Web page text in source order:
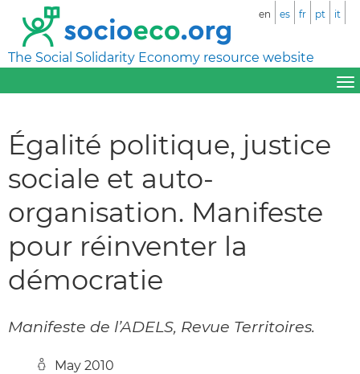
The Social Solidarity Economy resource website
en es fr pt it
Égalité politique, justice
sociale et auto-
organisation. Manifeste
pour réinventer la
démocratie
Manifeste de l’ADELS, Revue Territoires.
May 2010